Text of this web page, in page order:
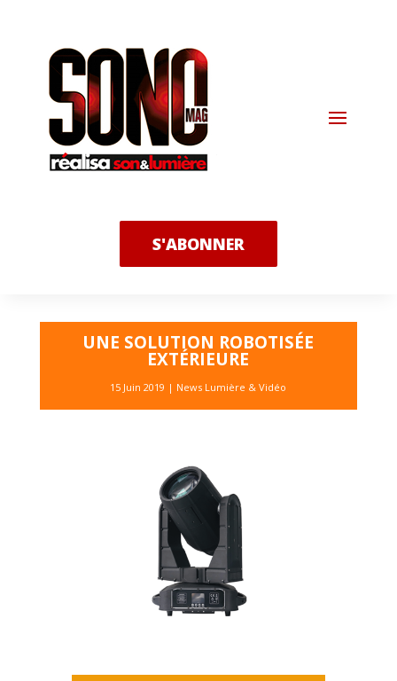
S'ABONNER
UNE SOLUTION ROBOTISÉE
EXTÉRIEURE
15 Juin 2019 | News Lumière & Vidéo